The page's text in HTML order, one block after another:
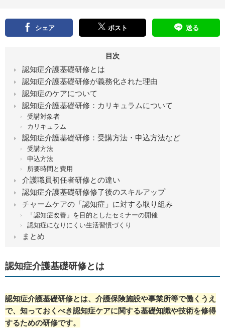
シェア ポスト 送る
目次
認知症介護基礎研修とは
認知症介護基礎研修が義務化された理由
認知症のケアについて
認知症介護基礎研修：カリキュラムについて
受講対象者
カリキュラム
認知症介護基礎研修：受講方法・申込方法など
受講方法
申込方法
所要時間と費用
介護職員初任者研修との違い
認知症介護基礎研修修了後のスキルアップ
チャームケアの「認知症」に対する取り組み
「認知症改善」を目的としたセミナーの開催
認知症になりにくい生活習慣づくり
まとめ
認知症介護基礎研修とは
認知症介護基礎研修とは、介護保険施設や事業所等で働くうえ
で、知っておくべき認知症ケアに関する基礎知識や技術を修得
するための研修です。